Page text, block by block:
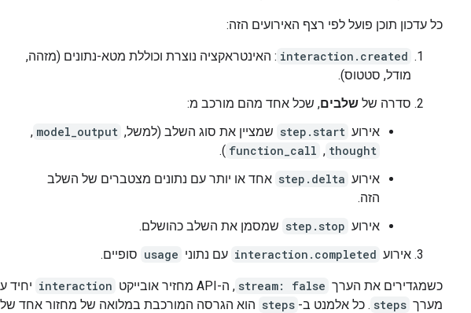
כל עדכון תוכן פועל לפי רצף האירועים הזה:
interaction.created : האינטראקציה נוצרת וכוללת מטא-נתונים (מזהה,
מודל, סטטוס).
סדרה של שלבים, שכל אחד מהם מורכב מ:
אירוע step.start שמציין את סוג השלב (למשל, model_output
,
thought
,
function_call
).
אירוע step.delta אחד או יותר עם נתונים מצטברים של השלב
הזה.
אירוע step.stop שמסמן את השלב כהושלם.
אירוע interaction.completed עם נתוני usage סופיים.
כשמגדירים את הערך stream: false , ה-API מחזיר אובייקט interaction יחיד
מערך steps . כל אלמנט ב- steps הוא הגרסה המורכבת במלואה של מחזור אחד של